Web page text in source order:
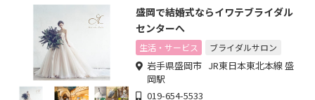
盛岡で結婚式ならイワテブライダル
センターへ
生活・サービス ブライダルサロン
岩手県盛岡市 JR東日本東北本線 盛
岡駅
019-654-5533